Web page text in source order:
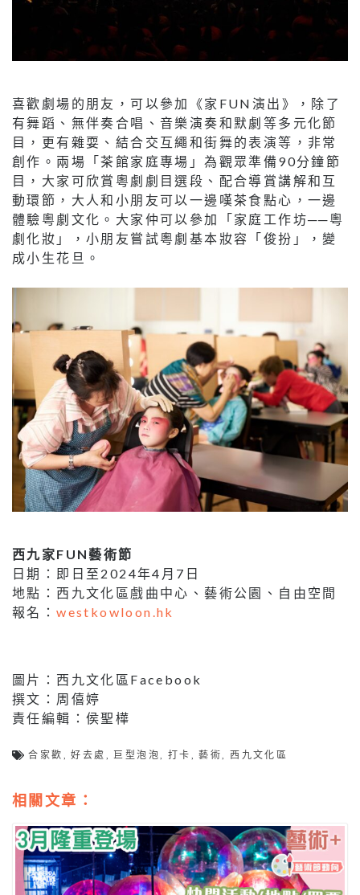
喜歡劇場的朋友，可以參加《家FUN演出》，除了
有舞蹈、無伴奏合唱、音樂演奏和默劇等多元化節
目，更有雜耍、結合交互繩和街舞的表演等，非常
創作。兩場「茶館家庭專場」為觀眾準備90分鐘節
目，大家可欣賞粵劇劇目選段、配合導賞講解和互
動環節，大人和小朋友可以一邊嘆茶食點心，一邊
體驗粵劇文化。大家仲可以參加「家庭工作坊──粵
劇化妝」，小朋友嘗試粵劇基本妝容「俊扮」，變
成小生花旦。
西九家FUN藝術節
日期：即日至2024年4月7日
地點：西九文化區戲曲中心、藝術公園、自由空間
報名：westkowloon.hk
圖片：西九文化區Facebook
撰文：周僖婷
責任編輯：侯聖樺
合家歡 ,好去處 ,巨型泡泡, 打卡 ,藝術,西九文化區
相關文章：